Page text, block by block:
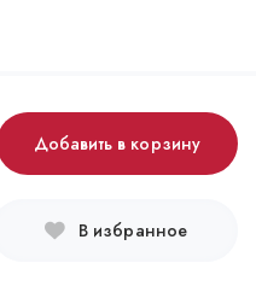
Добавить в корзину
В избранное